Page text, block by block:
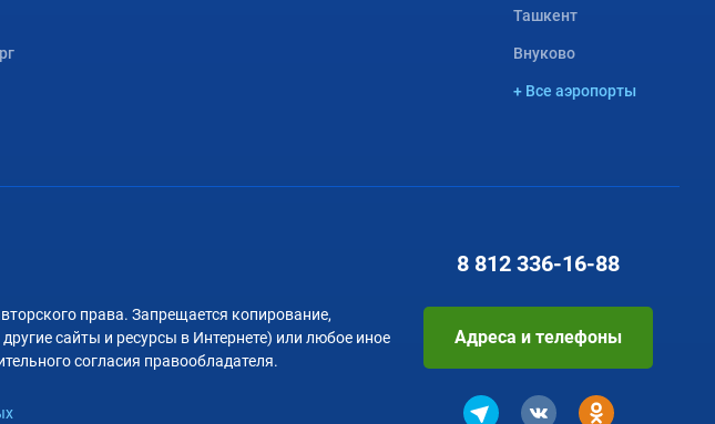
Ташкент
Внуково
+ Все аэропорты
права. Запрещается копирование,
сайты и ресурсы в Интернете) или любое иное
согласия правообладателя.
8 812 336-16-88
Адреса и телефоны